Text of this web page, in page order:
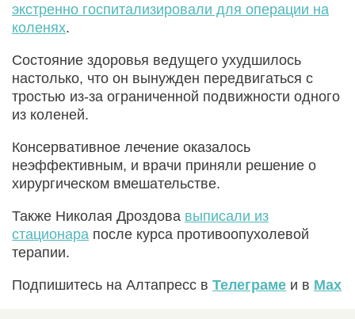
экстренно госпитализировали для операции на
коленях.
Состояние здоровья ведущего ухудшилось
настолько, что он вынужден передвигаться с
тростью из-за ограниченной подвижности одного
из коленей.
Консервативное лечение оказалось
неэффективным, и врачи приняли решение о
хирургическом вмешательстве.
Также Николая Дроздова выписали из
стационара после курса противоопухолевой
терапии.
Подпишитесь на Алтапресс в Телеграме и в Max